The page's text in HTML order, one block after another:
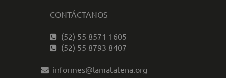
CONTÁCTANOS
(52) 55 8571 1605
(52) 55 8793 8407
informes@lamatatena.org